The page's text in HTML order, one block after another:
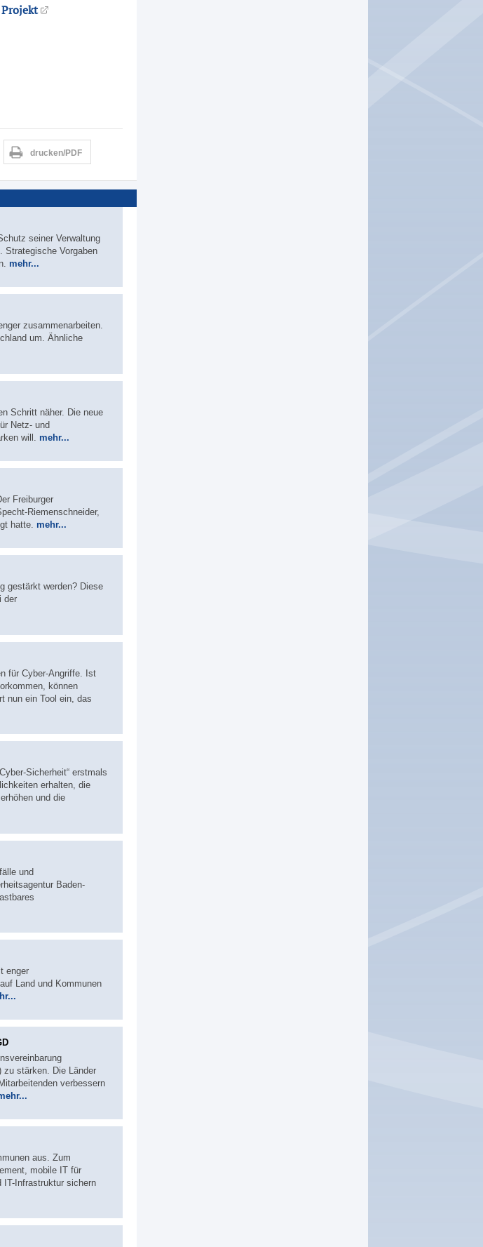
drucken/PDF
seiner Verwaltung
Strategische Vorgaben
mehr...
zusammenarbeiten.
um. Ähnliche
Schritt näher. Die neue
Netz- und
will. mehr...
Freiburger
Riemenschneider,
hatte. mehr...
gestärkt werden? Diese
der
für Cyber-Angriffe. Ist
können
nun ein Tool ein, das
Sicherheit“ erstmals
erhalten, die
und die
und
Baden-
enger
Land und Kommunen
zu stärken. Die Länder
verbessern
aus. Zum
mobile IT für
IT-Infrastruktur sichern